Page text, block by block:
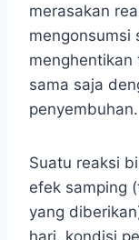
merasakan
mengonsumsi
sama saja
penyembuhan.
Suatu reaksi
efek samping
yang
hari, kondisi